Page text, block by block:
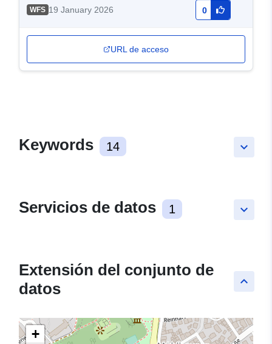
WFS 19 January 2026 0
URL de acceso
keyboard_arrow_down
Keywords 14
keyboard_arrow_down
Servicios de datos 1
keyboard_arrow_up
Extensión del conjunto de
datos
+